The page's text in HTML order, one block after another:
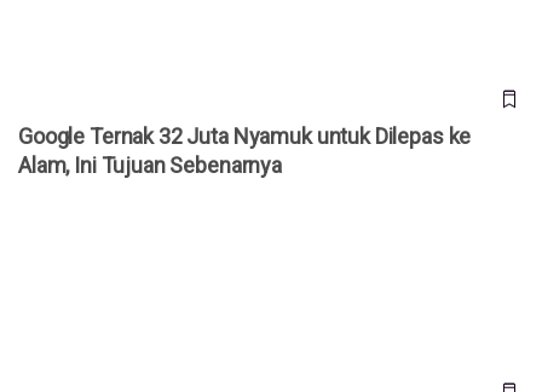
Google Ternak 32 Juta Nyamuk untuk Dilepas ke
Alam, Ini Tujuan Sebenarnya